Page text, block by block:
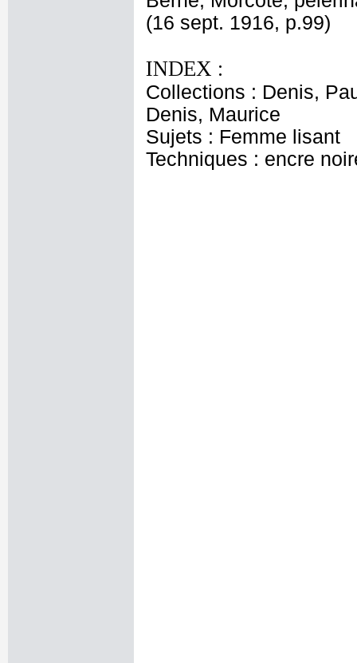
(16 sept. 1916, p.99)
INDEX :
Collections : Denis,
Denis, Maurice
Sujets : Femme lisant
Techniques : encre